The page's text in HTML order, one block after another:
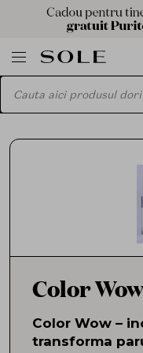
Color Wow
Color Wow –
transforma